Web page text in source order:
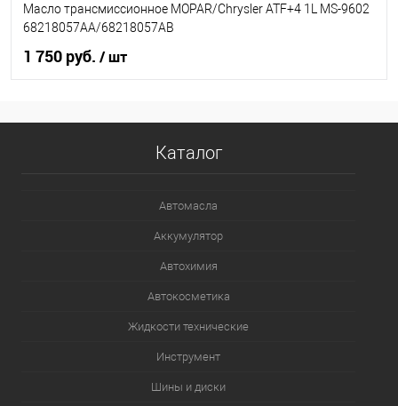
Масло трансмиссионное MOPAR/Chrysler ATF+4 1L MS-9602
68218057AA/68218057AB
1 750 руб. / шт
Каталог
Автомасла
Аккумулятор
Автохимия
Автокосметика
Жидкости технические
Инструмент
Шины и диски